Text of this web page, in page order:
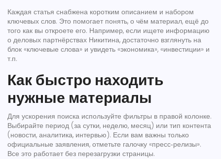
Каждая статья снабжена коротким описанием и набором
ключевых слов. Это помогает понять, о чём материал, ещё до
того как вы откроете его. Например, если ищете информацию
о деловых партнёрствах Никитина, достаточно взглянуть на
блок «ключевые слова» и увидеть «экономика», «инвестиции» и
т.п.
Как быстро находить
нужные материалы
Для ускорения поиска используйте фильтры в правой колонке.
Выбирайте период (за сутки, неделю, месяц) или тип контента
(новости, аналитика, интервью). Если вам важны только
официальные заявления, отметьте галочку «пресс‑релизы».
Все это работает без перезагрузки страницы.